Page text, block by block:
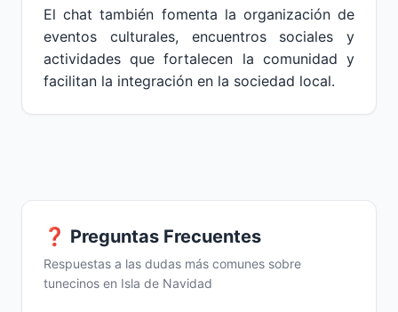
El chat también fomenta la organización de
eventos culturales, encuentros sociales y
actividades que fortalecen la comunidad y
facilitan la integración en la sociedad local.
❓ Preguntas Frecuentes
Respuestas a las dudas más comunes sobre
tunecinos en Isla de Navidad